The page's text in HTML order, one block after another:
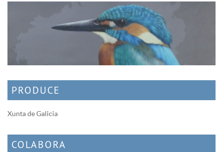
PRODUCE
Xunta de Galicia
COLABORA